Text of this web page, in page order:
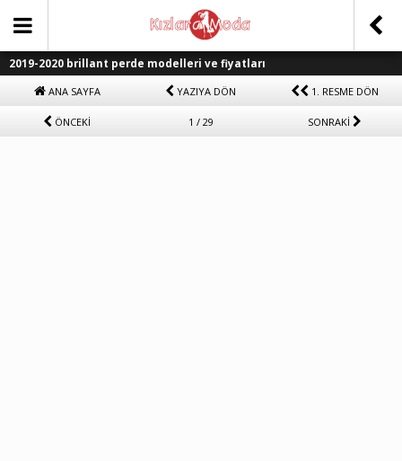
2019-2020 brillant perde modelleri ve fiyatları
ANA SAYFA YAZIYA DÖN 1. RESME DÖN
ÖNCEKİ 1 / 29 SONRAKİ